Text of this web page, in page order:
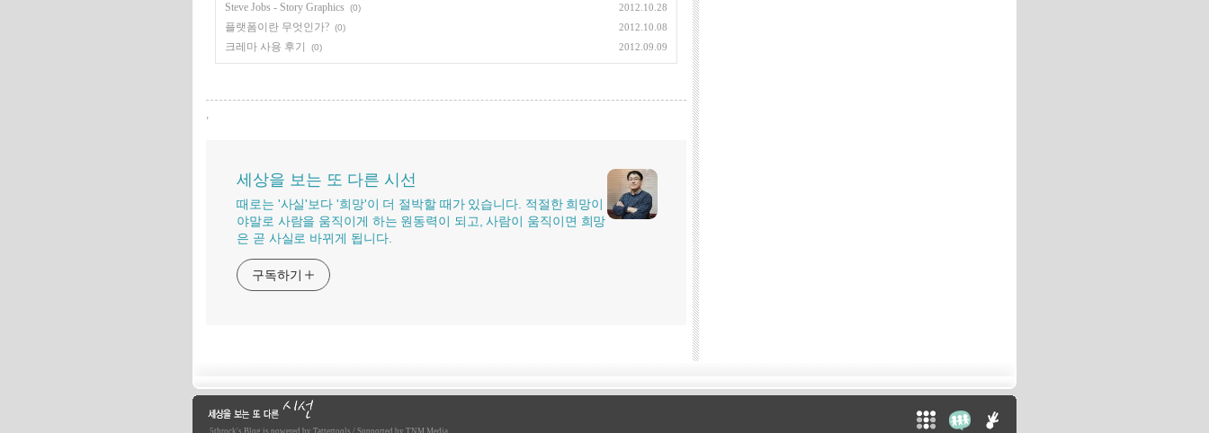
Steve Jobs - Story Graphics (0) 2012.10.28
플랫폼이란 무엇인가? (0) 2012.10.08
크레마 사용 후기 (0) 2012.09.09
,
세상을 보는 또 다른 시선
때로는 '사실'보다 '희망'이 더 절박할 때가 있습니다. 적절한 희망이
야말로 사람을 움직이게 하는 원동력이 되고, 사람이 움직이면 희망
은 곧 사실로 바뀌게 됩니다.
구독하기
5throck's Blog is powered by Tattertools / Supported by TNM Media